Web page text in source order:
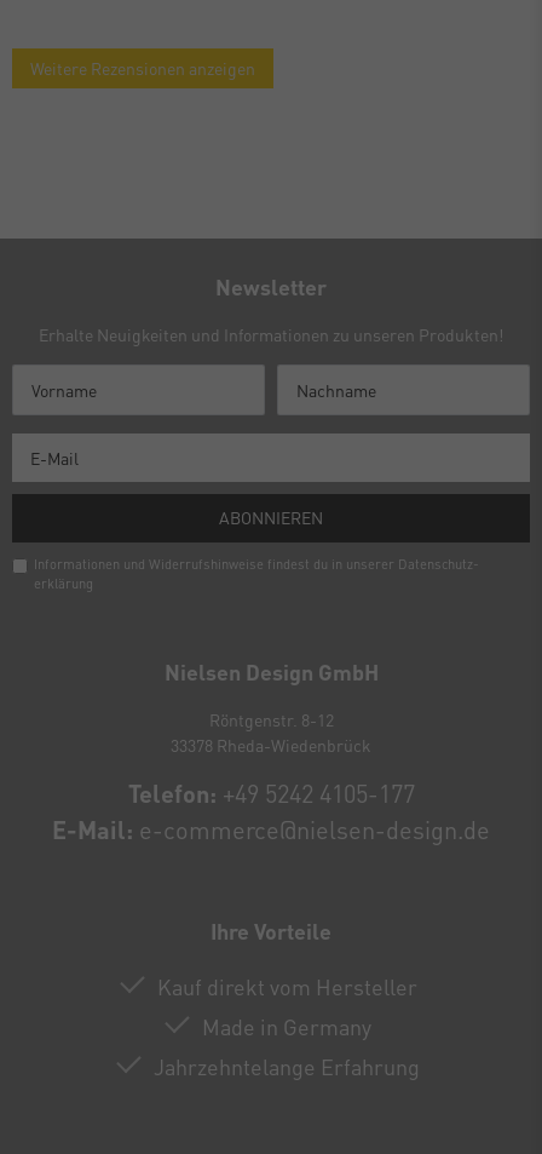
Weitere Rezensionen anzeigen
Nielsen Design GmbH
Röntgenstr. 8-12
33378 Rheda-Wiedenbrück
Telefon: +49 5242 4105-177
E-Mail: e-commerce@nielsen-design.de
Ihre Vorteile
Kauf direkt vom Hersteller
Made in Germany
Jahrzehntelange Erfahrung
Newsletter
Erhalte Neuigkeiten und Informationen zu unseren Produkten!
ABONNIEREN
Informationen und Widerrufshinweise findest du in unserer Daten­schutz­
erklärung